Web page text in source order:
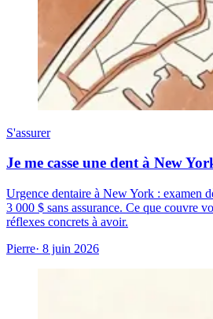
S'assurer
Je me casse une dent à New
Urgence dentaire à New York : examen
3 000 $ sans assurance. Ce que couvre
réflexes concrets à avoir.
Pierre· 8 juin 2026